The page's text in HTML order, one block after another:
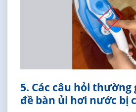
5. Các câu hỏi thường
đề bàn ủi hơi nước bị